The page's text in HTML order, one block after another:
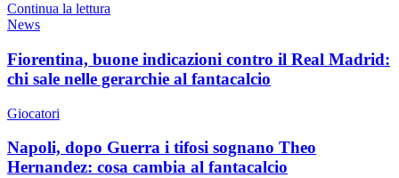
Continua la lettura
News
Fiorentina, buone indicazioni contro il Real Madrid:
chi sale nelle gerarchie al fantacalcio
Giocatori
Napoli, dopo Guerra i tifosi sognano Theo
Hernandez: cosa cambia al fantacalcio